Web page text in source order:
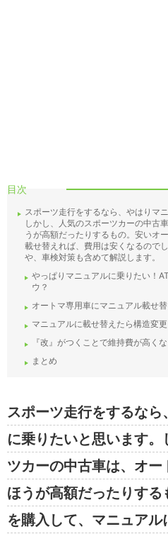
目次
スポーツ走行をするなら、やはりマ
しかし、人気のスポーツカーの中古
うが高額だったりするもの。安いオ
載せ替えれば、費用は安くなるので
や、車検対策も含めて解説します。
やっぱりマニュアルに乗りたい！
ウ？
オートマ専用車にマニュアル載せ
マニュアルに載せ替えたら構造変更
『改』がつくことで維持費が高く
まとめ
スポーツ走行をするな
に乗りたいと思います
ツカーの中古車は、オ
ほうが高額だったりす
を購入して、マニュア